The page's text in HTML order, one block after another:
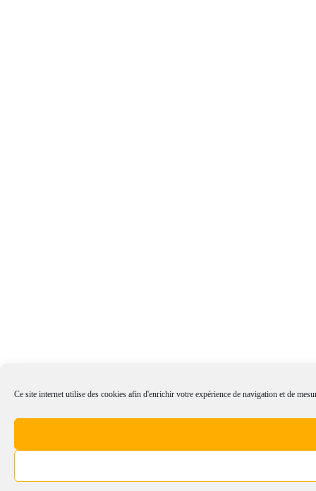
Ce site internet utilise des cookies afin d'enrichir votre expérience de navigation et de